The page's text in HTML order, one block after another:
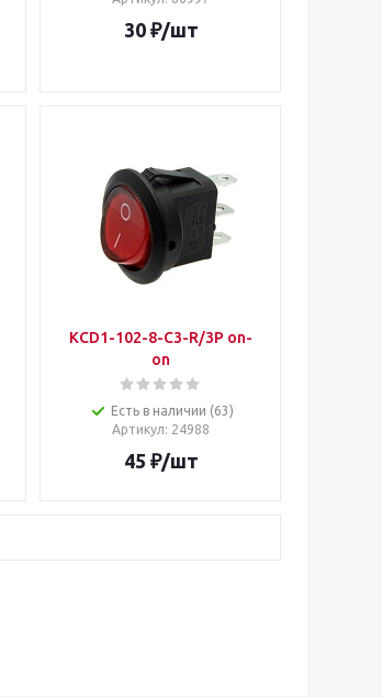
30₽/шт
KCD1-102-8-C3-R/3P on-
on
Есть в наличии (63)
Артикул: 24988
45 ₽/шт